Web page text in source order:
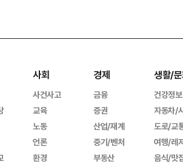
사회
사건사고
교육
노동
언론
환경
경제
금융
증권
산업/재계
중기/벤처
부동산
생활/
건강정보
자동차/
도로/교
여행/레
음식/맛